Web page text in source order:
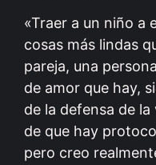
«Traer a un niño a
cosas más lindas
pareja, una
de amor que hay,
de la defensa de
de que hay
pero creo